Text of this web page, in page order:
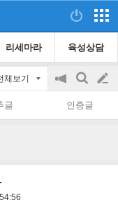
리세마라 육성상담
체보기
공
on/off
검
색
글
쓰
글 인증글